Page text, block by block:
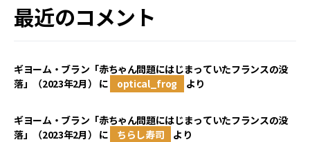
最近のコメント
ギヨーム・ブラン「赤ちゃん問題にはじまっていたフランスの没
落」（2023年2月） に optical_frog より
ギヨーム・ブラン「赤ちゃん問題にはじまっていたフランスの没
落」（2023年2月） に ちらし寿司 より